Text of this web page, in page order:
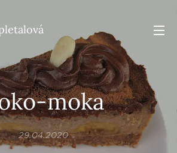
moka
29.04.2020